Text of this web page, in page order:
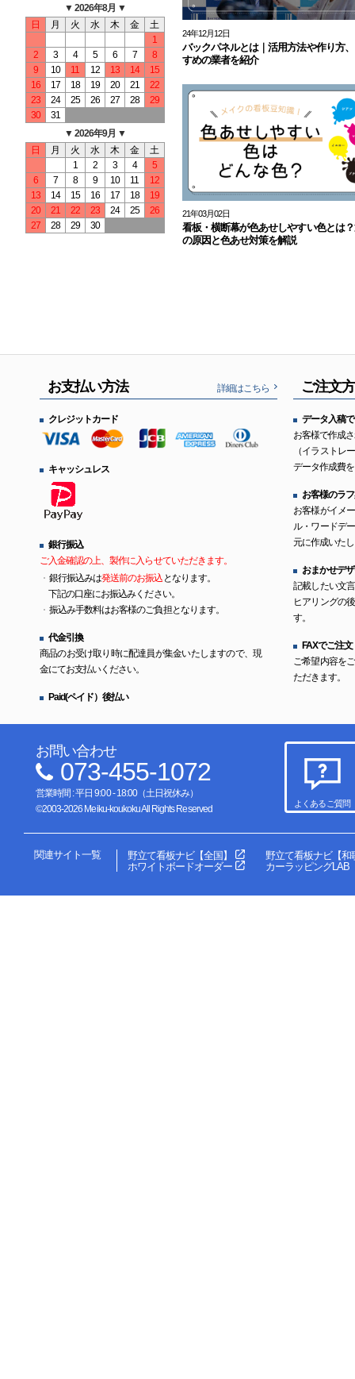
24年12月12日
バックパネルとは｜活用方法や作り方
すめの業者を紹介
21年03月02日
看板・横断幕が色あせしやすい色とは
の原因と色あせ対策を解説
▼ 2026年8月 ▼
日
月 火 水 木 金
土
1
2
3 4 5 6 7
8
9
10 11 12 13 14
15
16
17 18 19 20 21
22
23
24 25 26 27 28
29
30
31
▼ 2026年9月 ▼
日
月 火 水 木 金
土
1
2 3 4
5
6
7 8 9 10 11
12
13
14 15 16 17 18
19
20
21 22 23 24 25
26
27
28 29 30
お支払い方法 詳細はこちら
クレジットカード
キャッシュレス
銀行振込
ご入金確認の上、製作に入らせていただきます。
銀行振込みは発送前のお振込 となります。
下記の口座にお振込みください。
振込み手数料はお客様のご負担となります。
代金引換
商品のお受け取り時に配達員が集金いたしますので、現
金にてお支払いください。
Paid(ペイド）後払い
ご注文
データ入稿
お客様で作成
（イラストレ
データ作成費
お客様のラ
お客様がイメ
ル・ワードデ
元に作成いた
おまかせデ
記載したい文
ヒアリングの
す。
FAXでご注文
ご希望内容を
ただきます。
お問い合わせ
073-455-1072
営業時間 : 平日 9:00 - 18:00（土日祝休み）
©2003-2026 Meiku-koukoku All Rights Reserved
よくあるご質問
関連サイト一覧 野立て看板ナビ【全国】
野立て看板ナビ【和
ホワイトボードオーダー
カーラッピングLAB